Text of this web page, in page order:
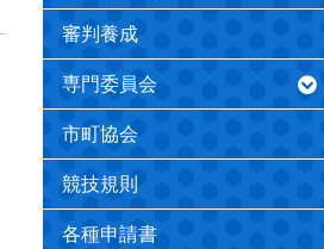
審判養成
専門委員会
市町協会
競技規則
各種申請書